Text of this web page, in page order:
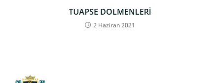
TUAPSE DOLMENLERİ
2 Haziran 2021